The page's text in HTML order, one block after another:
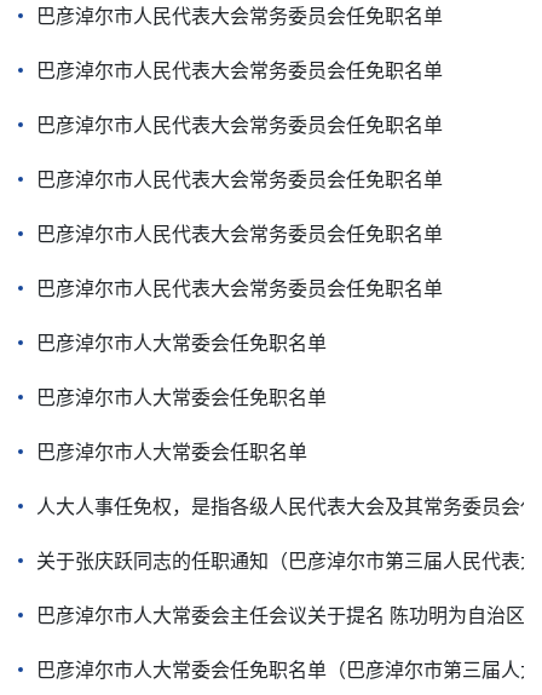
巴彦淖尔市人民代表大会常务委员会任免职名单
巴彦淖尔市人民代表大会常务委员会任免职名单
巴彦淖尔市人民代表大会常务委员会任免职名单
巴彦淖尔市人民代表大会常务委员会任免职名单
巴彦淖尔市人民代表大会常务委员会任免职名单
巴彦淖尔市人民代表大会常务委员会任免职名单
巴彦淖尔市人大常委会任免职名单
巴彦淖尔市人大常委会任免职名单
巴彦淖尔市人大常委会任职名单
人大人事任免权，是指各级人民代表大会及其常务委员会
关于张庆跃同志的任职通知（巴彦淖尔市第三届人民代表
巴彦淖尔市人大常委会主任会议关于提名 陈功明为自治区
巴彦淖尔市人大常委会任免职名单（巴彦淖尔市第三届人